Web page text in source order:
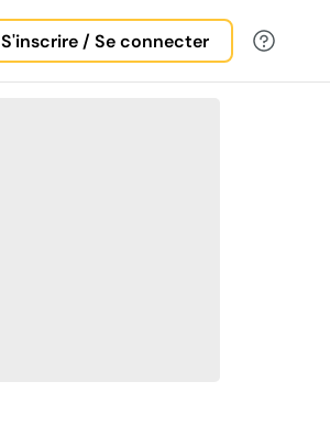
S'inscrire / Se connecter